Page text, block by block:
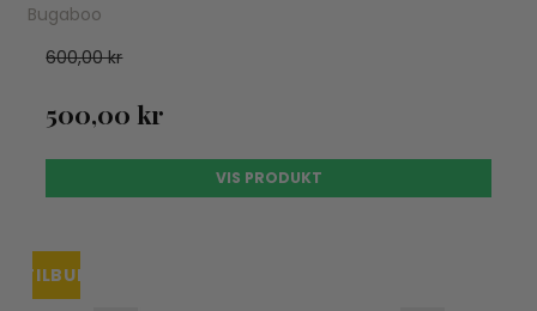
Bugaboo
600,00 kr
500,00 kr
VIS PRODUKT
TILBUD